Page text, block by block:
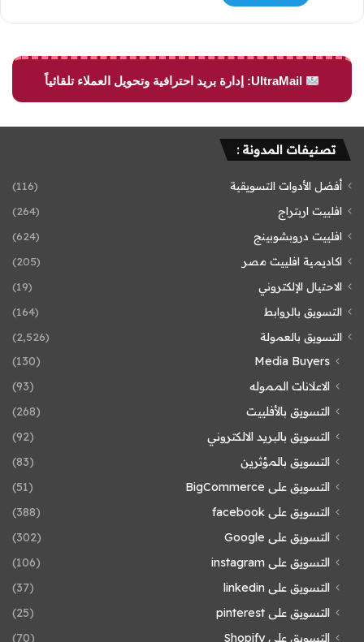
UltraMail: إدارة بريد احترافية وتحويل العملاء تلقائياً
تصنيفات المدونة :
أفضل الأدوات التسويقية
(116)
افلييت اربتراج
(264)
افلييت دروبشوبينج
(624)
اكاديمية افلييت مصر
(205)
الاحتيال الإلكتروني
(19)
التسويق بالروابط
(164)
التسويق بالعمولة
(2٬526)
Media Buyers
(130)
الاعلانات المموله
(93)
التسويق بالأفلييت
(268)
التسويق بالبريد الالكتروني
(92)
التسويق بالمؤثرين
(83)
التسويق على BigCommerce
(51)
التسويق على facebook
(388)
التسويق على Google
(302)
التسويق على instagram
(106)
التسويق على linkedin
(37)
التسويق على pinterest
(25)
التسويق على Shopify
(70)